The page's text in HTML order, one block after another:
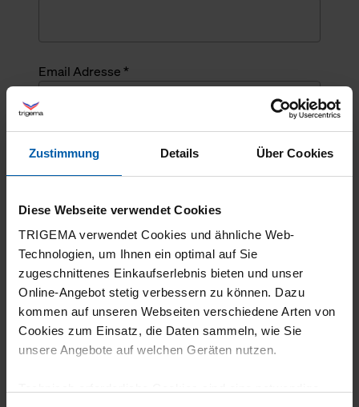
Zustimmung Details Über Cookies
Diese Webseite verwendet Cookies
TRIGEMA verwendet Cookies und ähnliche Web-
Technologien, um Ihnen ein optimal auf Sie
zugeschnittenes Einkaufserlebnis bieten und unser
Online-Angebot stetig verbessern zu können. Dazu
kommen auf unseren Webseiten verschiedene Arten von
Cookies zum Einsatz, die Daten sammeln, wie Sie
unsere Angebote auf welchen Geräten nutzen.
Email Adresse *
Angefragte Menge *
Mehrzeiliger Text